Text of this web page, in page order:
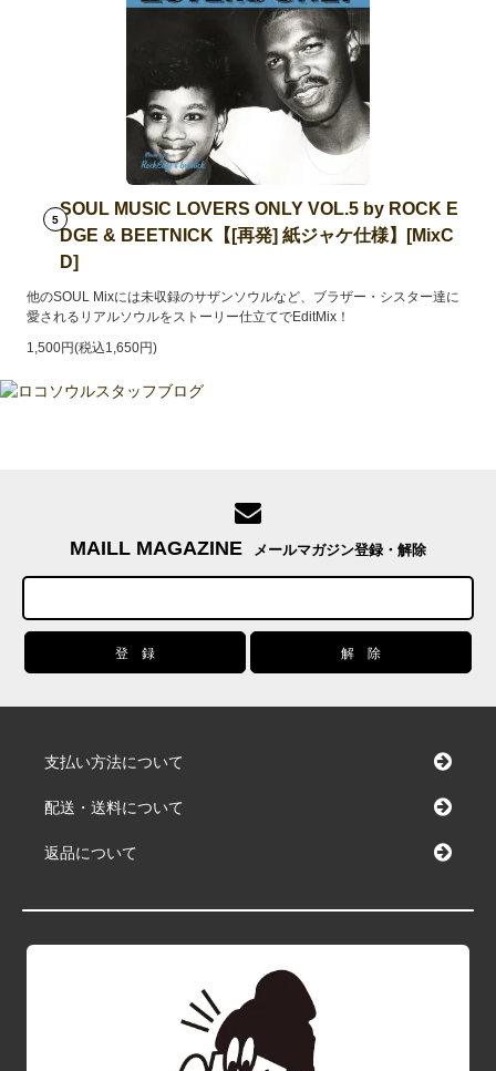
5
SOUL MUSIC LOVERS ONLY VOL.5 by ROCK E
DGE & BEETNICK【[再発] 紙ジャケ仕様】[MixC
D]
他のSOUL Mixには未収録のサザンソウルなど、ブラザー・シスター達に
愛されるリアルソウルをストーリー仕立てでEditMix！
1,500円(税込1,650円)
MAILL MAGAZINE メールマガジン登録・解除
支払い方法について
配送・送料について
返品について